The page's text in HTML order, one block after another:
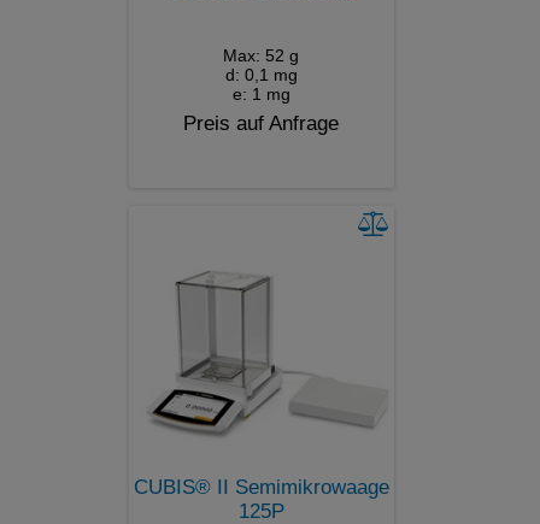
Max: 52 g
d: 0,1 mg
e: 1 mg
Preis auf Anfrage
CUBIS® II Semimikrowaage
125P